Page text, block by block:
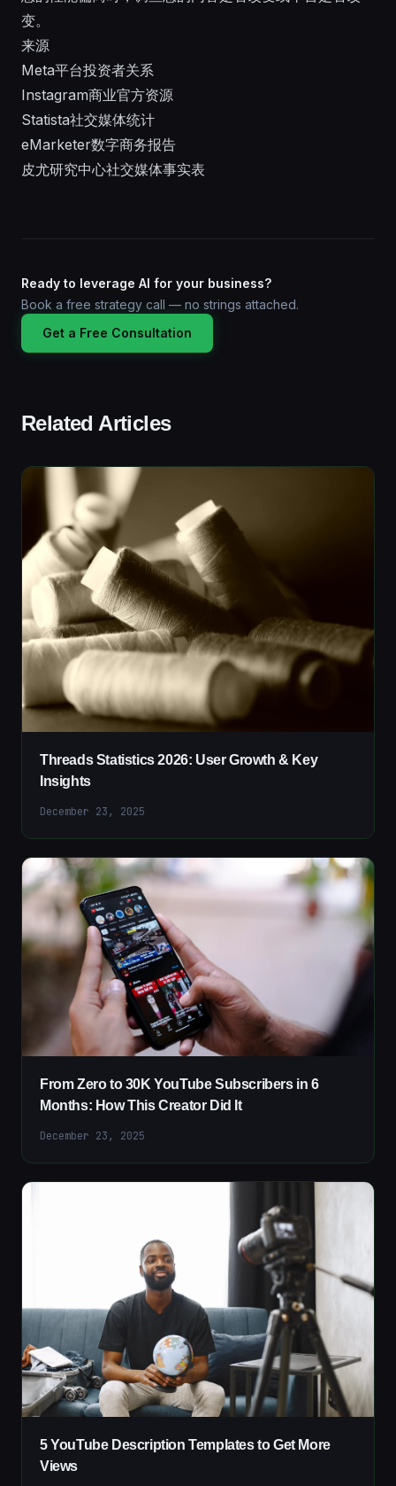
变。
来源
Meta平台投资者关系
Instagram商业官方资源
Statista社交媒体统计
eMarketer数字商务报告
皮尤研究中心社交媒体事实表
Ready to leverage AI for your business?
Book a free strategy call — no strings attached.
Get a Free Consultation
Related Articles
Threads Statistics 2026: User Growth & Key
Insights
December 23, 2025
From Zero to 30K YouTube Subscribers in 6
Months: How This Creator Did It
December 23, 2025
5 YouTube Description Templates to Get More
Views